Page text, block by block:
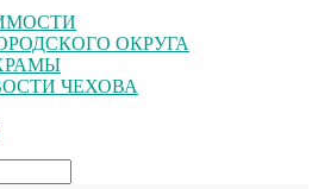
ОКРУГА
ЧЕХОВА